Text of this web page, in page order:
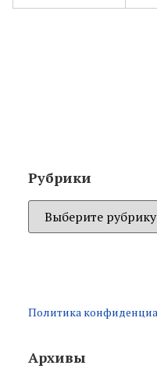
Рубрики
Политика
Архивы